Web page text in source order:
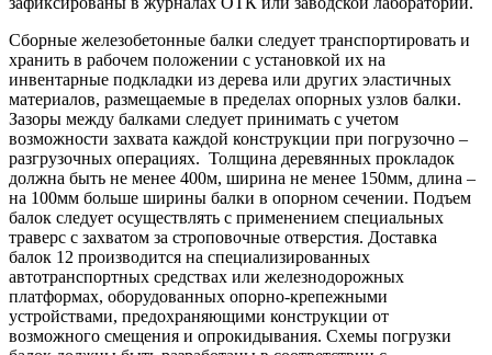
Сборные железобетонные балки следует транспортировать и
хранить в рабочем положении с установкой их на
инвентарные подкладки из дерева или других эластичных
материалов, размещаемые в пределах опорных узлов балки.
Зазоры между балками следует принимать с учетом
возможности захвата каждой конструкции при погрузочно –
разгрузочных операциях. Толщина деревянных прокладок
должна быть не менее 400м, ширина не менее 150мм, длина –
на 100мм больше ширины балки в опорном сечении. Подъем
балок следует осуществлять с применением специальных
траверс с захватом за строповочные отверстия. Доставка
балок 12 производится на специализированных
автотранспортных средствах или железнодорожных
платформах, оборудованных опорно-крепежными
устройствами, предохраняющими конструкции от
возможного смещения и опрокидывания. Схемы погрузки